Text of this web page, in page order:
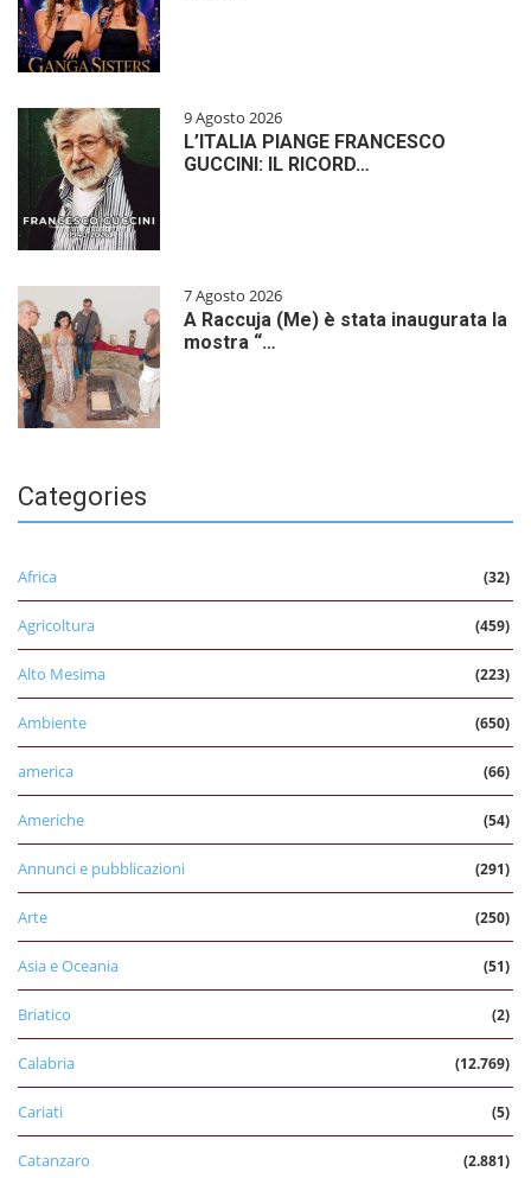
9 Agosto 2026
L’ITALIA PIANGE FRANCESCO
GUCCINI: IL RICORD…
7 Agosto 2026
A Raccuja (Me) è stata inaugurata la
mostra “…
Categories
Africa (32)
Agricoltura (459)
Alto Mesima (223)
Ambiente (650)
america (66)
Americhe (54)
Annunci e pubblicazioni (291)
Arte (250)
Asia e Oceania (51)
Briatico (2)
Calabria (12.769)
Cariati (5)
Catanzaro (2.881)